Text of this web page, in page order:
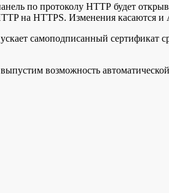
по протоколу HTTP будет
на HTTPS. Изменения касаются и
самоподписанный сертификат
возможность